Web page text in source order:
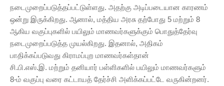
நடைமுறைப்படுத்தப்பட்டுள்ளது. அதற்கு அடிப்படையான காரணம்
ஒன்று இருக்கிறது. ஆனால், மத்திய அரசு தற்போது 5 மற்றும் 8
ஆகிய வகுப்புகளில் பயிலும் மாணவர்களுக்கும் பொதுத்தேர்வு
நடைமுறைப்படுத்த முயல்கிறது. இதனால், அதிகம்
பாதிக்கப்படுவது கிராமப்புற மாணவர்கள்தான்
சி.பி.எஸ்.இ. மற்றும் தனியார் பள்ளிகளில் பயிலும் மாணவர்களும்
8-ம் வகுப்பு வரை கட்டாயத் தேர்ச்சி அளிக்கப்பட்டே வருகின்றனர்.